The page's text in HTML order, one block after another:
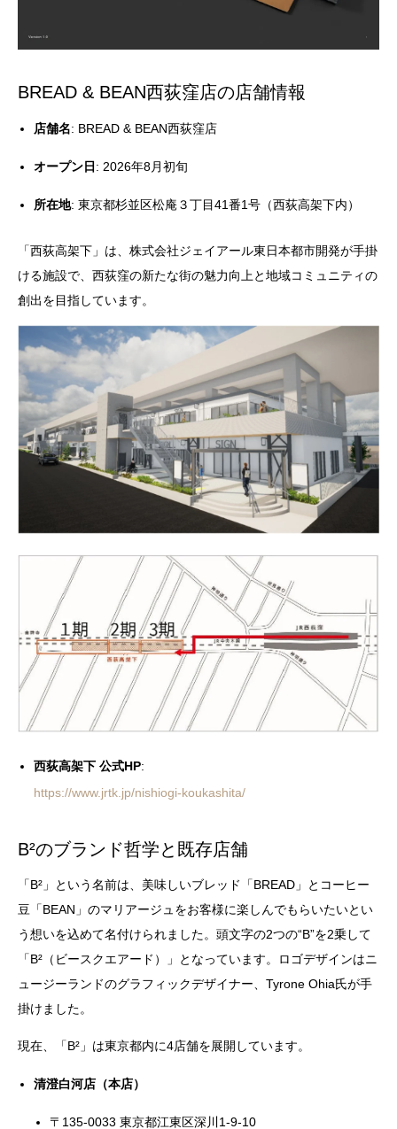
BREAD & BEAN西荻窪店の店舗情報
店舗名: BREAD & BEAN西荻窪店
オープン日 : 2026年8月初旬
所在地: 東京都杉並区松庵３丁目41番1号（西荻高架下内）
「西荻高架下」は、株式会社ジェイアール東日本都市開発が手掛
ける施設で、西荻窪の新たな街の魅力向上と地域コミュニティの
創出を目指しています。
西荻高架下 公式HP:
https://www.jrtk.jp/nishiogi-koukashita/
B²のブランド哲学と既存店舗
「B²」という名前は、美味しいブレッド「BREAD」とコーヒー
豆「BEAN」のマリアージュをお客様に楽しんでもらいたいとい
う想いを込めて名付けられました。頭文字の2つの“B”を2乗して
「B²（ビースクエアード）」となっています。ロゴデザインはニ
ュージーランドのグラフィックデザイナー、Tyrone Ohia氏が手
掛けました。
現在、「B²」は東京都内に4店舗を展開しています。
清澄白河店（本店）
〒135-0033 東京都江東区深川1-9-10